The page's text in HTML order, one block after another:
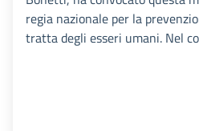
regia nazionale per la
tratta degli esseri umani. Nel